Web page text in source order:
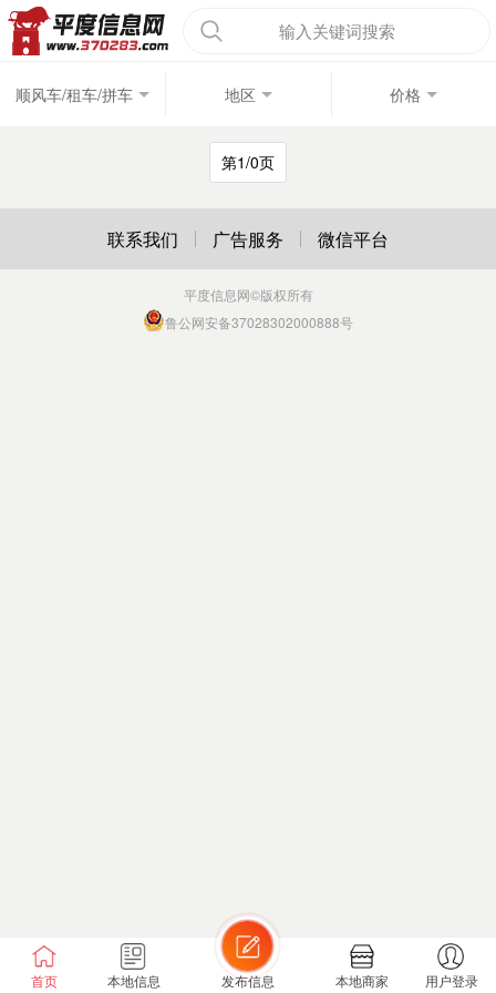
输入关键词搜索
顺风车/租车/拼车 地区 价格
第1/0页
首页 本地信息 发布信息 本地商家 用户登录
联系我们 广告服务 微信平台
平度信息网©版权所有
鲁公网安备37028302000888号